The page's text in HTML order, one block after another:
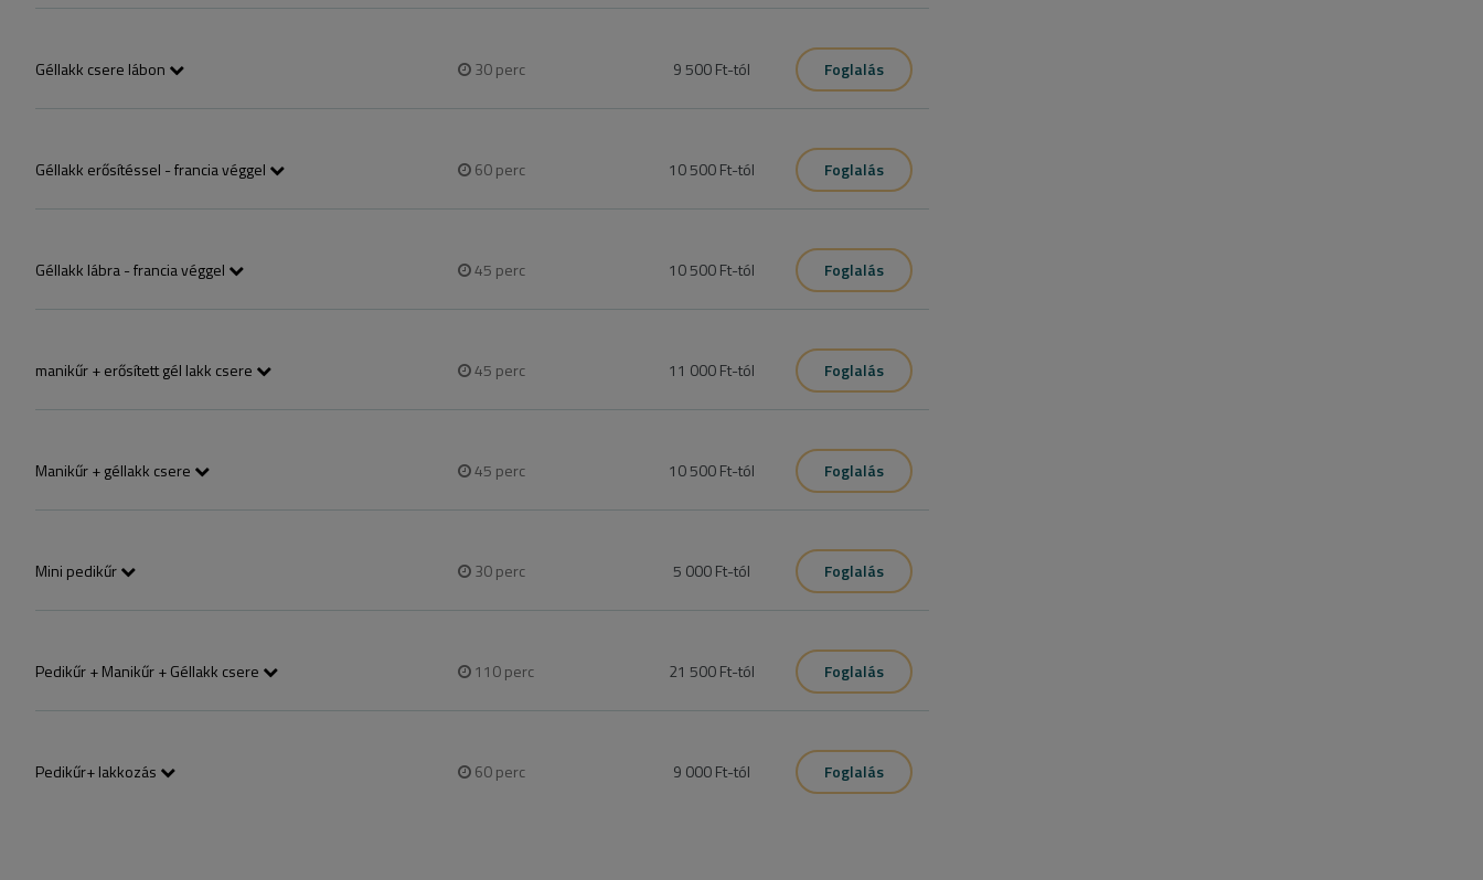
Géllakk csere lábon 30perc 9 500 Ft-tól
Foglalás
Géllakk erősítéssel - francia véggel 60perc 10 500 Ft-tól
Foglalás
Géllakk lábra - francia véggel
45 perc 10 500 Ft-tól
Foglalás
manikűr + erősített gél lakk csere 45 perc 11 000 Ft-tól Foglalás
Manikűr + géllakk csere 45 perc 10 500 Ft-tól
Foglalás
Mini pedikűr 30perc 5 000 Ft-tól
Foglalás
Pedikűr + Manikűr + Géllakk csere
110perc 21 500 Ft-tól
Foglalás
Pedikűr+ lakkozás
60perc 9 000 Ft-tól
Foglalás